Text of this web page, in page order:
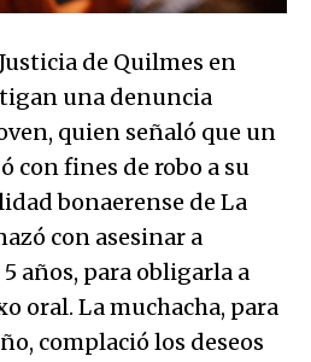
de Quilmes en
una denuncia
quien señaló que un
con fines de robo a su
bonaerense de La
con asesinar a
años, para obligarla a
oral. La muchacha, para
complació los deseos